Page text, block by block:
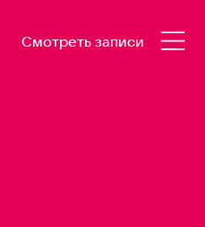
Смотреть записи